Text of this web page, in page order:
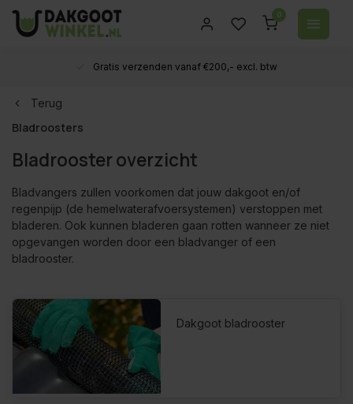
0
Gratis verzenden vanaf €200,- excl. btw
Terug
Bladroosters
Bladrooster overzicht
Bladvangers zullen voorkomen dat jouw dakgoot en/of
regenpijp (de hemelwaterafvoersystemen) verstoppen met
bladeren. Ook kunnen bladeren gaan rotten wanneer ze niet
opgevangen worden door een bladvanger of een
bladrooster.
Dakgoot bladrooster